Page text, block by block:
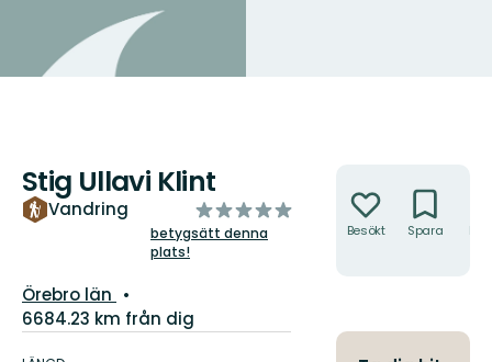
Stig Ullavi Klint
Vandring
av
5
betygsätt denna
plats!
Län:
Örebro län
6684.23 km från dig
Besökt Spara